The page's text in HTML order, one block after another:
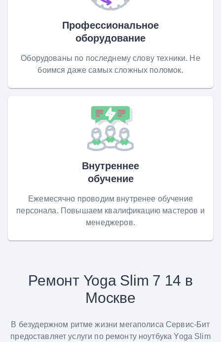
Профессиональное
оборудование
Оборудованы по последнему слову техники. Не
боимся даже самых сложных поломок.
Внутреннее
обучение
Ежемесячно проводим внутренее обучение
персонала. Повышаем квалификацию мастеров и
менеджеров.
Ремонт Yoga Slim 7 14 в
Москве
В безудержном ритме жизни мегаполиса Сервис-Бит
предоставляет услуги по ремонту ноутбука Yoga Slim